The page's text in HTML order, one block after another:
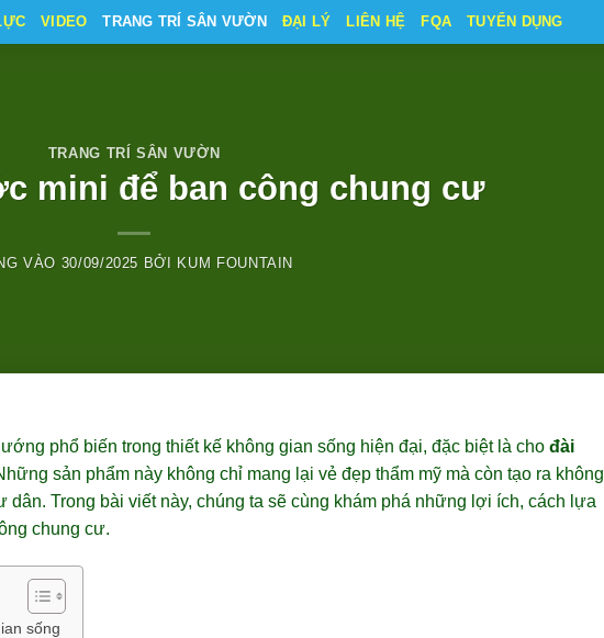
VIDEO TRANG TRÍ SÂN VƯỜN ĐẠI LÝ LIÊN HỆ FQA TUYỂN DỤNG
TRANG TRÍ SÂN VƯỜN
mini để ban công chung cư
VÀO 30/09/2025 BỞI KUM FOUNTAIN
phổ biến trong thiết kế không gian sống hiện đại, đặc biệt là cho đài
sản phẩm này không chỉ mang lại vẻ đẹp thẩm mỹ mà còn tạo ra không
Trong bài viết này, chúng ta sẽ cùng khám phá những lợi ích, cách lựa
chung cư.
sống